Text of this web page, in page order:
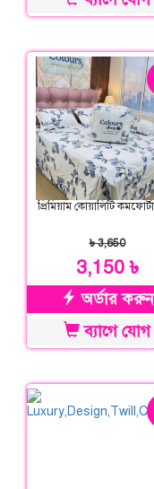
প্রিমিয়াম কোয়ালিটি
৳ 3,650
3,150 ৳
অর্ডার করুন
ব্যাগে যোগ